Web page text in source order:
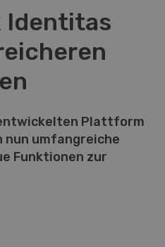
Plattform
umfangreiche
Funktionen zur